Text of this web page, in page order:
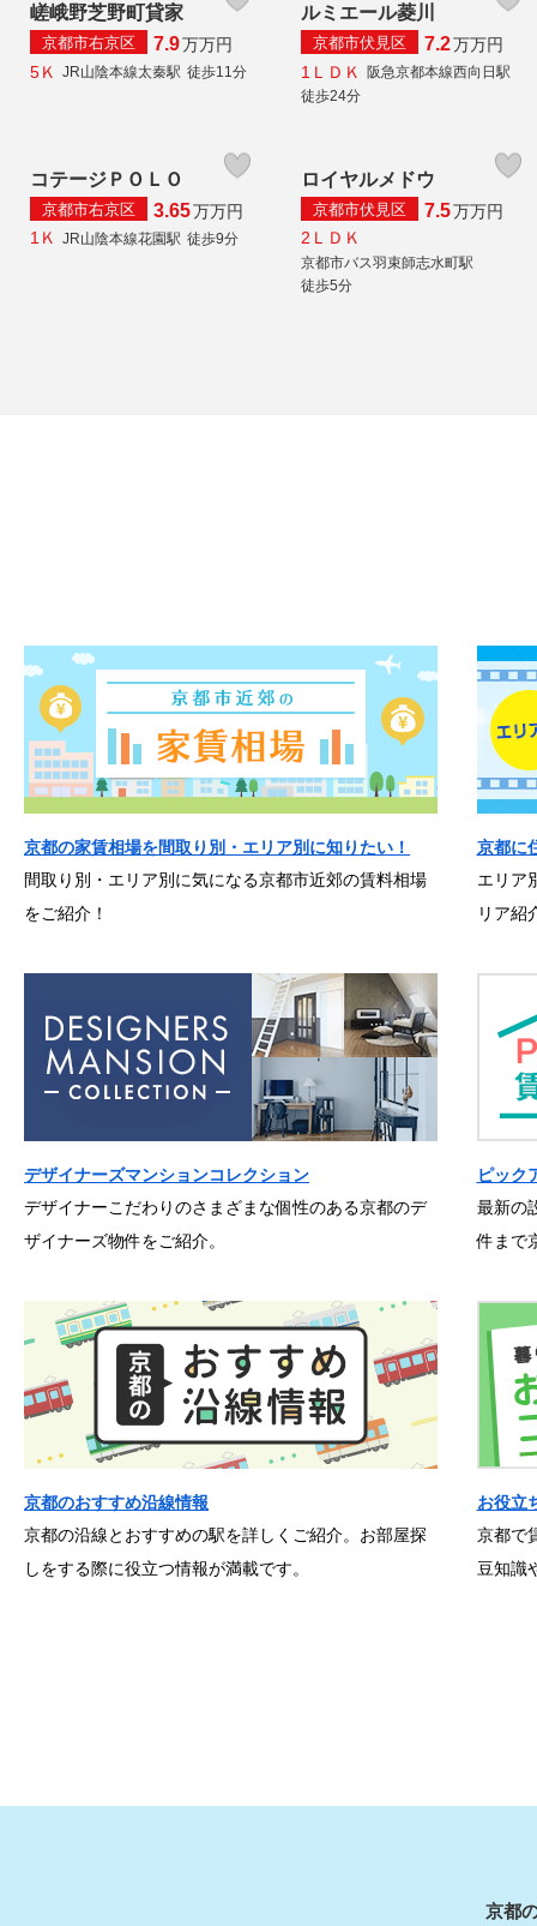
嵯峨野芝野町貸家
京都市右京区 7.9万万円
5Ｋ
JR山陰本線太秦駅 徒歩11分
ルミエール菱川
京都市伏見区 7.2万万円
1ＬＤＫ
阪急京都本線西向日駅
徒歩24分
コテージＰＯＬＯ
京都市右京区 3.65万万円
1Ｋ JR山陰本線花園駅 徒歩9分
ロイヤルメドウ
京都市伏見区 7.5万万円
2ＬＤＫ
京都市バス羽束師志水町駅
徒歩5分
京都の家賃相場を間取り別・エリア別に知りたい！
間取り別・エリア別に気になる京都市近郊の賃料相場
をご紹介！
京都に
エリア
リア紹
デザイナーズマンションコレクション
デザイナーこだわりのさまざまな個性のある京都のデ
ザイナーズ物件をご紹介。
ピック
最新の
件まで
京都のおすすめ沿線情報
京都の沿線とおすすめの駅を詳しくご紹介。お部屋探
しをする際に役立つ情報が満載です。
お役立
京都で
豆知識
京都